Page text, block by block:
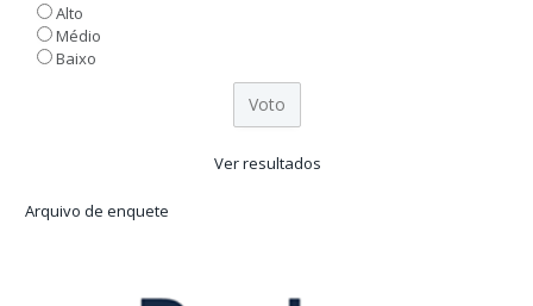
Alto
Médio
Baixo
Ver resultados
Arquivo de enquete